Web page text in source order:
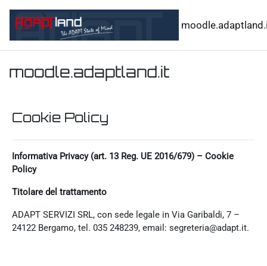
moodle.adaptland.it
Cookie Policy
Informativa Privacy (art. 13 Reg. UE 2016/679) – Cookie
Policy
Titolare del trattamento
ADAPT SERVIZI SRL, con sede legale in Via Garibaldi, 7 –
24122 Bergamo, tel. 035 248239, email: segreteria@adapt.it.